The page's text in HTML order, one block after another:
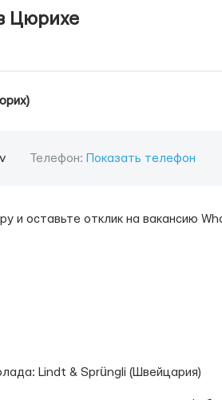
Цюрихе
Телефон: Показать телефон
и оставьте отклик на вакансию
Lindt & Sprüngli (Швейцария)